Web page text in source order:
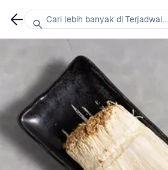
Cari lebih banyak di Terjadwal...